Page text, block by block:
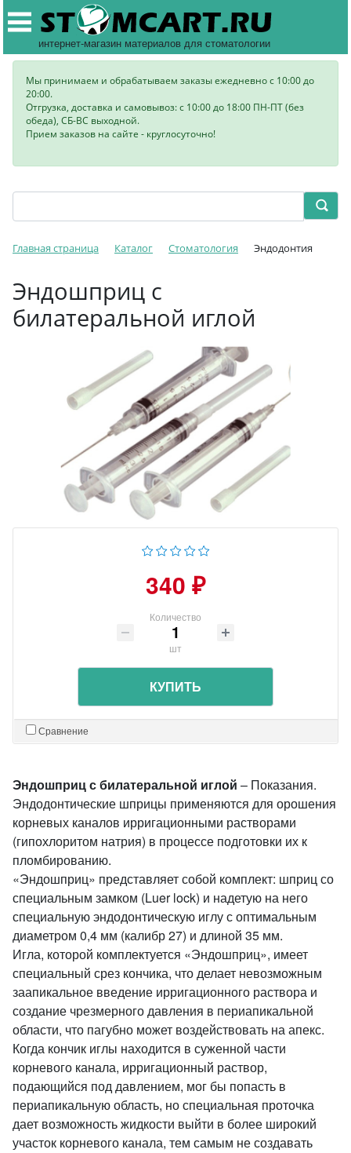
интернет-магазин материалов для стоматологии
Мы принимаем и обрабатываем заказы ежедневно с 10:00 до
20:00.
Отгрузка, доставка и самовывоз: с 10:00 до 18:00 ПН-ПТ (без
обеда), СБ-ВС выходной.
Прием заказов на сайте - круглосуточно!
Главная страница Каталог Стоматология Эндодонтия
Эндошприц с
билатеральной иглой
340 ₽
Количество
шт
КУПИТЬ
Сравнение
Эндошприц с билатеральной иглой – Показания.
Эндодонтические шприцы применяются для орошения
корневых каналов ирригационными растворами
(гипохлоритом натрия) в процессе подготовки их к
пломбированию.
«Эндошприц» представляет собой комплект: шприц со
специальным замком (Luer lock) и надетую на него
специальную эндодонтическую иглу с оптимальным
диаметром 0,4 мм (калибр 27) и длиной 35 мм.
Игла, которой комплектуется «Эндошприц», имеет
специальный срез кончика, что делает невозможным
заапикальное введение ирригационного раствора и
создание чрезмерного давления в периапикальной
области, что пагубно может воздействовать на апекс.
Когда кончик иглы находится в суженной части
корневого канала, ирригационный раствор,
подающийся под давлением, мог бы попасть в
периапикальную область, но специальная проточка
дает возможность жидкости выйти в более широкий
участок корневого канала, тем самым не создавать